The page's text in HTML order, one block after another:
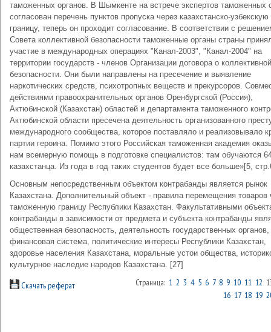
таможенных органов. В Шымкенте на встрече экспертов таможенных
согласован перечень пунктов пропуска через казахстанско-узбекскую
границу, теперь он проходит согласование. В соответствии с
Совета коллективной безопасности таможенные органы страны
участие в международных операциях "Канал-2003", "Канал-2004" на
территории государств - членов Организации договора о коллективной
безопасности. Они были направлены на пресечение и выявление
наркотических средств, психотропных веществ и прекурсоров.
действиями правоохранительных органов Оренбургской (Россия),
Актюбинской (Казахстан) областей и департамента таможенного
Актюбинской области пресечена деятельность организованного
международного сообщества, которое поставляло и реализовывало
партии героина. Помимо этого Российская таможенная академия
нам всемерную помощь в подготовке специалистов: там обучаются
казахстанца. Из года в год таких студентов будет все больше»[5,
Основным непосредственным объектом контрабанды является рынок
Казахстана. Дополнительный объект - правила перемещения товаров
таможенную границу Республики Казахстан. Факультативными
контрабанды в зависимости от предмета и субъекта контрабанды
общественная безопасность, деятельность государственных органов,
финансовая система, политические интересы Республики Казахстан,
здоровье населения Казахстана, моральные устои общества,
культурное наследие народов Казахстана. [27]
Скачать реферат Страница: 1 2 3 4 5 6 7 8 9 10 11 12
16 17 18 19